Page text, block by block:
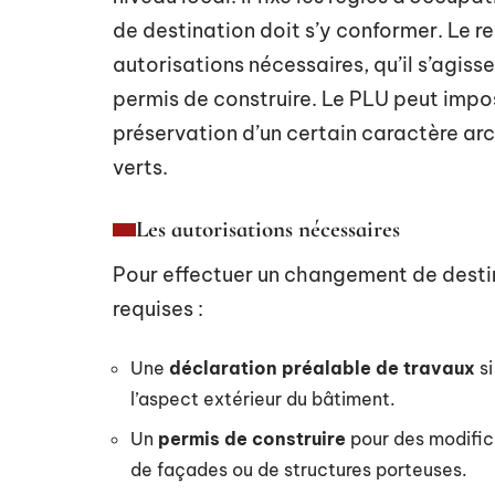
de destination doit s’y conformer. Le
autorisations nécessaires, qu’il
permis de construire. Le PLU peut
préservation d’un certain caractère
verts.
Les autorisations nécessaires
Pour effectuer un changement de
requises :
Une déclaration préalable de travaux
l’aspect extérieur du bâtiment.
Un permis de construire pour des
de façades ou de structures porteuses.